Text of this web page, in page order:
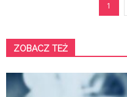
1
ZOBACZ TEŻ